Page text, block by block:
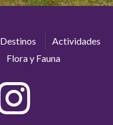
Destinos
Actividades
Flora y Fauna